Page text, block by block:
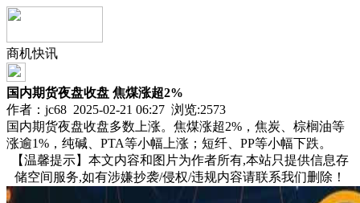
商机快讯
国内期货夜盘收盘 焦煤涨超2%
作者：jc68 2025-02-21 06:27 浏览:2573
国内期货夜盘收盘多数上涨。焦煤涨超2%，焦炭、棕榈油等
涨逾1%，纯碱、PTA等小幅上涨；短纤、PP等小幅下跌。
【温馨提示】本文内容和图片为作者所有,本站只提供信息存
储空间服务,如有涉嫌抄袭/侵权/违规内容请联系我们删除！